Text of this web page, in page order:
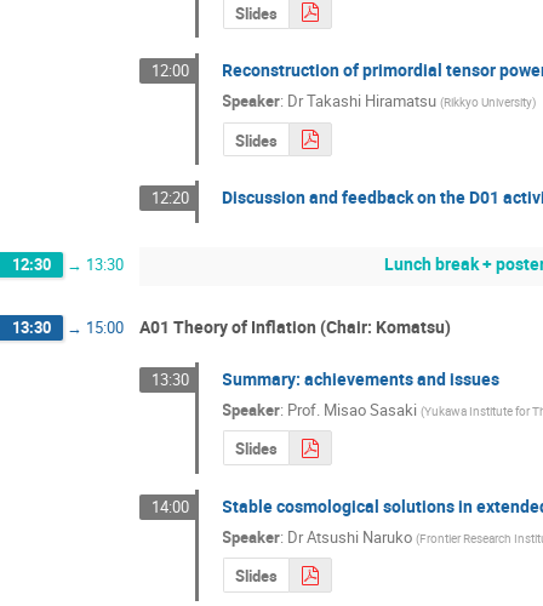
Slides
12:00 Reconstruction of primordial tensor
Speaker: DrTakashi Hiramatsu (Rikkyo University)
Slides
12:20 Discussion and feedback on the D01
12:30 → 13:30 Lunch break +
13:30 → 15:00 A01 Theory of Inflation (Chair: Komatsu)
13:30 Summary: achievements and issues
Speaker: Prof. Misao Sasaki (Yukawa Institute for
Slides
14:00 Stable cosmological solutions in
Speaker: DrAtsushi Naruko (Frontier Research
Slides